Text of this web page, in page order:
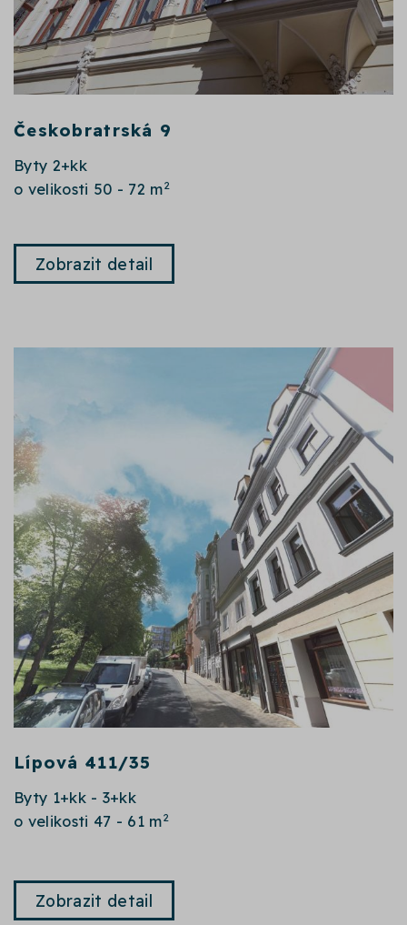
Českobratrská 9
Byty 2+kk
o velikosti 50 - 72 m2
Zobrazit detail
Lípová411/35
Byty 1+kk - 3+kk
o velikosti 47 - 61 m2
Zobrazit detail